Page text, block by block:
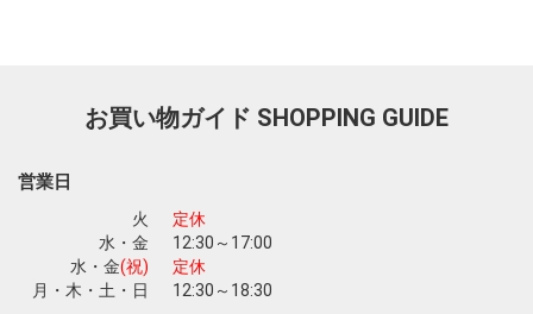
お買い物ガイド SHOPPING GUIDE
営業日
火
定休
水・金
12:30～17:00
水・金(祝)
定休
月・木・土・日
12:30～18:30